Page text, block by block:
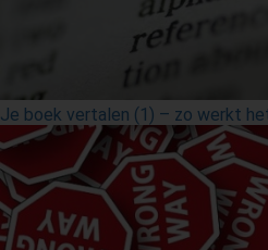
Je boek vertalen (1) – zo werkt